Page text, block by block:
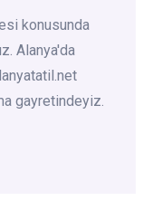
konusunda
Alanya'da
gayretindeyiz.